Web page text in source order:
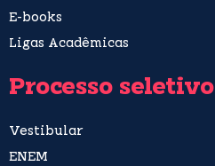
E-books
Ligas Acadêmicas
Processo seletivo
Vestibular
ENEM